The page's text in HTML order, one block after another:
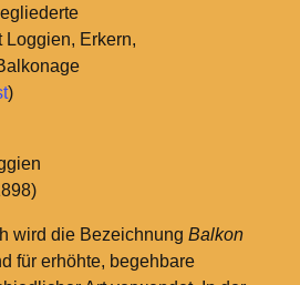
Loggien, Erkern,
)
wird die Bezeichnung Balkon
für erhöhte, begehbare